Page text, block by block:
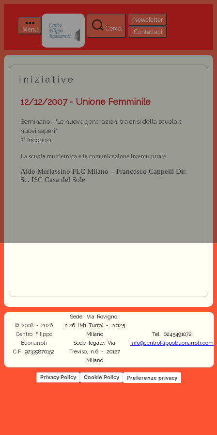
Menu Cerca
Newsletter
Contattaci
Iniziative
12/12/2007 - Unione Femminile
Seminario - "Le nuove generazioni tra crisi della scuola e
nuovi saperi"
2° incontro
La scuola multietnica e la comunicazione interculturale
Aldo Merlassino FLC Milano – Francesco Cappelli Dir.
Sc. ISC Casa del Sole
© 2008 - 2026
Centro Filippo
Buonarroti
C.F. 97339870152
Sede: Via Rovigno,
n.26 (M1 Turro) - 20125
Milano
Sede legale: Via
Treviso, n.6 - 20127
Milano
Tel. 0245491072
info@centrofilippobuonarroti.com
Privacy Policy Cookie Policy Preferenze privacy